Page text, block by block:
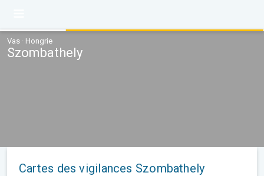
Vas · Hongrie
Szombathely
Cartes des vigilances Szombathely